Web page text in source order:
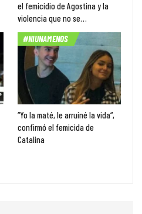
el femicidio de Agostina y la
violencia que no se…
#NIUNAMENOS
“Yo la maté, le arruiné la vida“,
confirmó el femicida de
Catalina